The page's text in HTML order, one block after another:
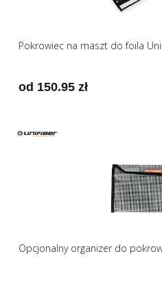
Pokrowiec na maszt do foila
od 150.95 zł
Opcjonalny organizer do